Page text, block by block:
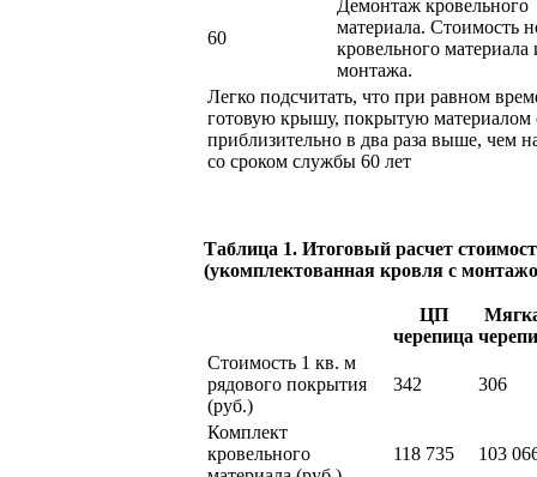
60
Демонтаж кровельного
материала. Стоимость
кровельного материала
монтажа.
Легко подсчитать, что при равном
готовую крышу, покрытую материалом
приблизительно в два раза выше, чем
со сроком службы 60 лет
Таблица 1. Итоговый расчет
(укомплектованная кровля с
ЦП
черепица
Стоимость 1 кв. м
рядового покрытия
(руб.)
342 306
Комплект
кровельного
118 735 103